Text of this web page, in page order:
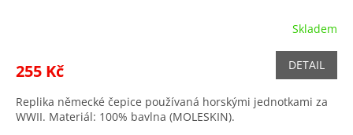
Skladem
255 Kč DETAIL
Replika německé čepice používaná horskými jednotkami za
WWII. Materiál: 100% bavlna (MOLESKIN).